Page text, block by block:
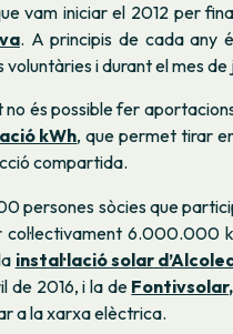
vam iniciar el 2012 per
. A principis de cada any
i durant el mes
és possible fer
kWh, que permet tirar
compartida.
persones sòcies que
col·lectivament 6.000.000
instal·lació solar
de 2016, i la de Fontivsolar,
a la xarxa elèctrica.